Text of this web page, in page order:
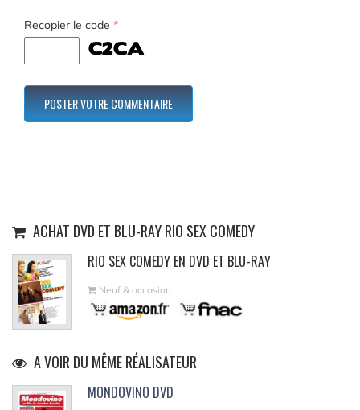
Recopier le code *
ACHAT DVD ET BLU-RAY RIO SEX COMEDY
RIO SEX COMEDY EN DVD ET BLU-RAY
Neuf & occasion
A VOIR DU MÊME RÉALISATEUR
MONDOVINO DVD